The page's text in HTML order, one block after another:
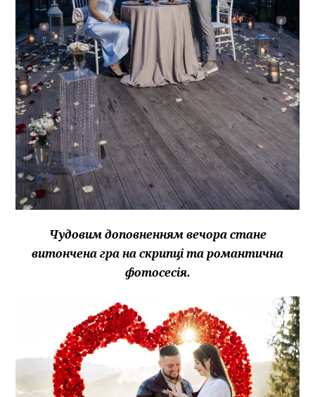
Чудовим доповненням вечора стане
витончена гра на скрипці та романтична
фотосесія.